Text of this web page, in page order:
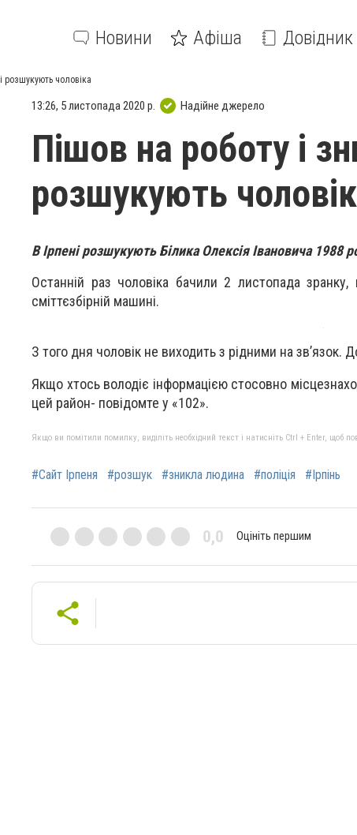
Новини Афіша Довідник
розшукують чоловіка
13:26, 5 листопада 2020 р. Надійне джерело
Пішов на роботу і
розшукують
В Ірпені розшукують Білика Олексія Івановича 1988
Останній раз чоловіка бачили 2 листопада
сміттєзбірній машині.
З того дня чоловік не виходить з рідними на зв’язок.
Якщо хтось володіє інформацією стосовно
цей район- повідомте у «102».
Якщо ви помітили помилку, виділіть необхідний текст і натисніть Ctrl + Enter, щоб
#Сайт Ірпеня #розшук #зникла людина #поліція #Ірпінь
0,0 Оцініть першим